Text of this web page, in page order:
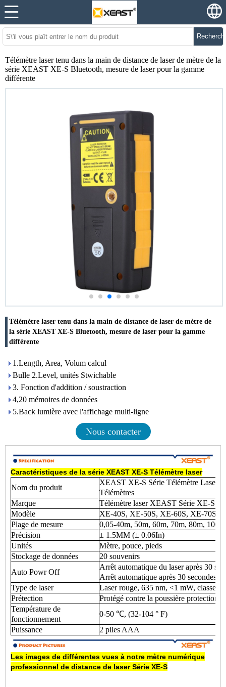
Télémètre laser tenu dans la main de distance de laser de mètre de la
série XEAST XE-S Bluetooth, mesure de laser pour la gamme
différente
Télémètre laser tenu dans la main de distance de laser de mètre de
la série XEAST XE-S Bluetooth, mesure de laser pour la gamme
différente
1.Length, Area, Volum calcul
Bulle 2.Level, unités Stwichable
3. Fonction d'addition / soustraction
4,20 mémoires de données
5.Back lumière avec l'affichage multi-ligne
Nous contacter
Caractéristiques de la série XEAST XE-S Télémètre laser
Nom du produit
XEAST XE-S Série Télémètre Laser
Télémètres
Marque
Télémètre laser XEAST Série XE-S
Modèle
XE-40S, XE-50S, XE-60S, XE-70S,
Plage de mesure
0,05-40m, 50m, 60m, 70m, 80m, 100m
Précision
± 1.5MM (± 0.06In)
Unités
Mètre, pouce, pieds
Stockage de données
20 souvenirs
Auto Powr Off
Arrêt automatique du laser après 30
Arrêt automatique après 30 secondes
Type de laser
Laser rouge, 635 nm, <1 mW, classe II
Prétection
Protégé contre la poussière protection
Température de
fonctionnement
0-50 ℃, (32-104 ° F)
Puissance
2 piles AAA
Les images de différentes vues à notre mètre numérique
professionnel de distance de laserSérie XE-S